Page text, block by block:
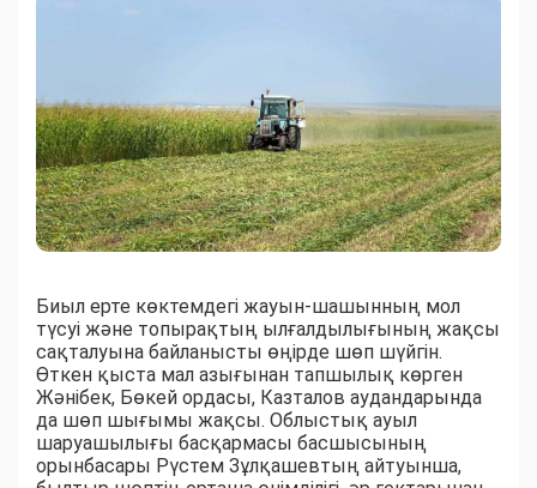
Биыл ерте көктемдегі жауын-шашынның мол
түсуі және топырақтың ылғалдылығының жақсы
сақталуына байланысты өңірде шөп шүйгін.
Өткен қыста мал азығынан тапшылық көрген
Жәнібек, Бөкей ордасы, Казталов аудандарында
да шөп шығымы жақсы. Облыстық ауыл
шаруашылығы басқармасы басшысының
орынбасары Рүстем Зұлқашевтың айтуынша,